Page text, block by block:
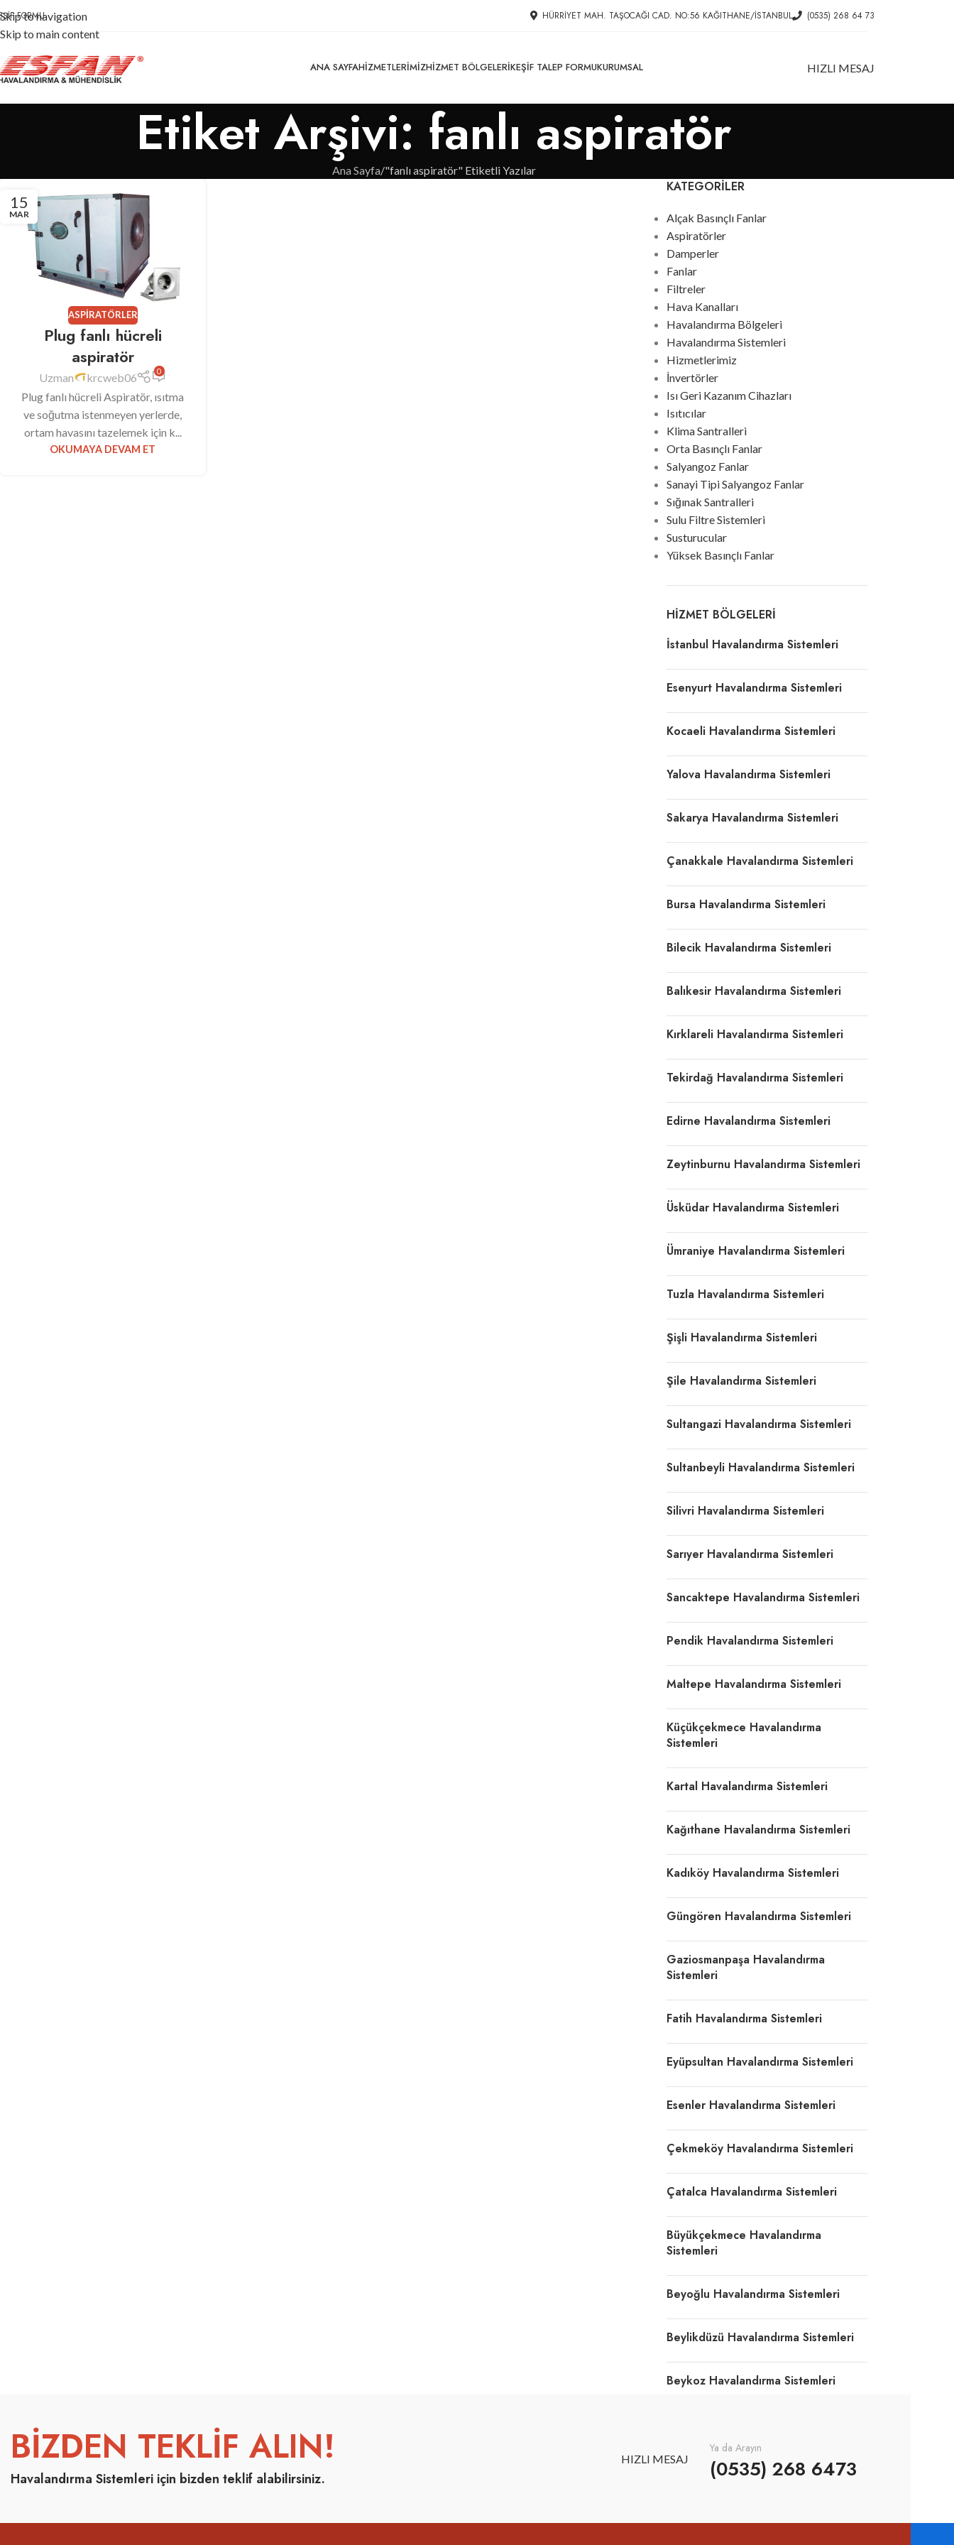
Skip to navigation
Skip to main content
FORMU HÜRRIYET MAH. TAŞOCAĞI CAD. NO:56 KAĞITHANE/İSTANBUL (0535) 268 64 73
ANA SAYFAHIZMETLERIMIZHIZMET BÖLGELERIKEŞIF TALEP FORMUKURUMSAL HIZLI MESAJ
Etiket Arşivi: fanlı aspiratör
Ana Sayfa "fanlı aspiratör" Etiketli Yazılar
15
MAR
ASPIRATÖRLER
Plug fanlı hücreli
aspiratör
Uzman krcweb06 0
Plug fanlı hücreli Aspiratör, ısıtma
ve soğutma istenmeyen yerlerde,
ortam havasını tazelemek için k...
OKUMAYA DEVAM ET
KATEGORILER
Alçak Basınçlı Fanlar
Aspiratörler
Damperler
Fanlar
Filtreler
Hava Kanalları
Havalandırma Bölgeleri
Havalandırma Sistemleri
Hizmetlerimiz
İnvertörler
Isı Geri Kazanım Cihazları
Isıtıcılar
Klima Santralleri
Orta Basınçlı Fanlar
Salyangoz Fanlar
Sanayi Tipi Salyangoz Fanlar
Sığınak Santralleri
Sulu Filtre Sistemleri
Susturucular
Yüksek Basınçlı Fanlar
HIZMET BÖLGELERI
İstanbul Havalandırma Sistemleri
Esenyurt Havalandırma Sistemleri
Kocaeli Havalandırma Sistemleri
Yalova Havalandırma Sistemleri
Sakarya Havalandırma Sistemleri
Çanakkale Havalandırma Sistemleri
Bursa Havalandırma Sistemleri
Bilecik Havalandırma Sistemleri
Balıkesir Havalandırma Sistemleri
Kırklareli Havalandırma Sistemleri
Tekirdağ Havalandırma Sistemleri
Edirne Havalandırma Sistemleri
Zeytinburnu Havalandırma Sistemleri
Üsküdar Havalandırma Sistemleri
Ümraniye Havalandırma Sistemleri
Tuzla Havalandırma Sistemleri
Şişli Havalandırma Sistemleri
Şile Havalandırma Sistemleri
Sultangazi Havalandırma Sistemleri
Sultanbeyli Havalandırma Sistemleri
Silivri Havalandırma Sistemleri
Sarıyer Havalandırma Sistemleri
Sancaktepe Havalandırma Sistemleri
Pendik Havalandırma Sistemleri
Maltepe Havalandırma Sistemleri
Küçükçekmece Havalandırma
Sistemleri
Kartal Havalandırma Sistemleri
Kağıthane Havalandırma Sistemleri
Kadıköy Havalandırma Sistemleri
Güngören Havalandırma Sistemleri
Gaziosmanpaşa Havalandırma
Sistemleri
Fatih Havalandırma Sistemleri
Eyüpsultan Havalandırma Sistemleri
Esenler Havalandırma Sistemleri
Çekmeköy Havalandırma Sistemleri
Çatalca Havalandırma Sistemleri
Büyükçekmece Havalandırma
Sistemleri
Beyoğlu Havalandırma Sistemleri
Beylikdüzü Havalandırma Sistemleri
Beykoz Havalandırma Sistemleri
BİZDEN TEKLİF ALIN!
Havalandırma Sistemleri için bizden teklif alabilirsiniz.
HIZLI MESAJ
Ya da Arayın
(0535) 268 6473